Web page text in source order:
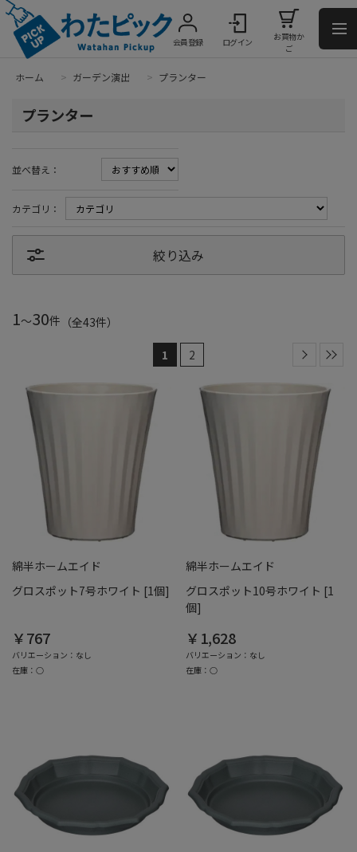
会員登録 ログイン
お買物か
ご
ホーム > ガーデン演出 > プランター
プランター
並べ替え：
カテゴリ：
絞り込み
1～30件 （全43件）
1 2
綿半ホームエイド
グロスポット7号ホワイト [1個]
￥767
バリエーション：なし
在庫：○
綿半ホームエイド
グロスポット10号ホワイト [1
個]
￥1,628
バリエーション：なし
在庫：○